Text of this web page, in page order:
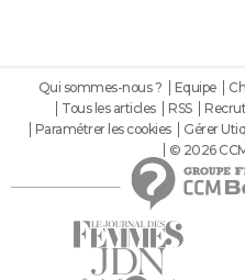
Qui sommes-nous ? Equipe
Tous les articles
RSS
Paramétrer les cookies
Gérer Utiq
© 2026